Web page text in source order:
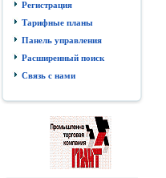
Регистрация
Тарифные планы
Панель управления
Расширенный поиск
Связь с нами